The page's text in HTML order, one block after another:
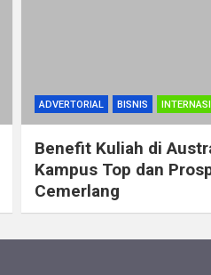
ADVERTORIAL BISNIS
Benefit Kuliah di
Kampus Top dan
Cemerlang